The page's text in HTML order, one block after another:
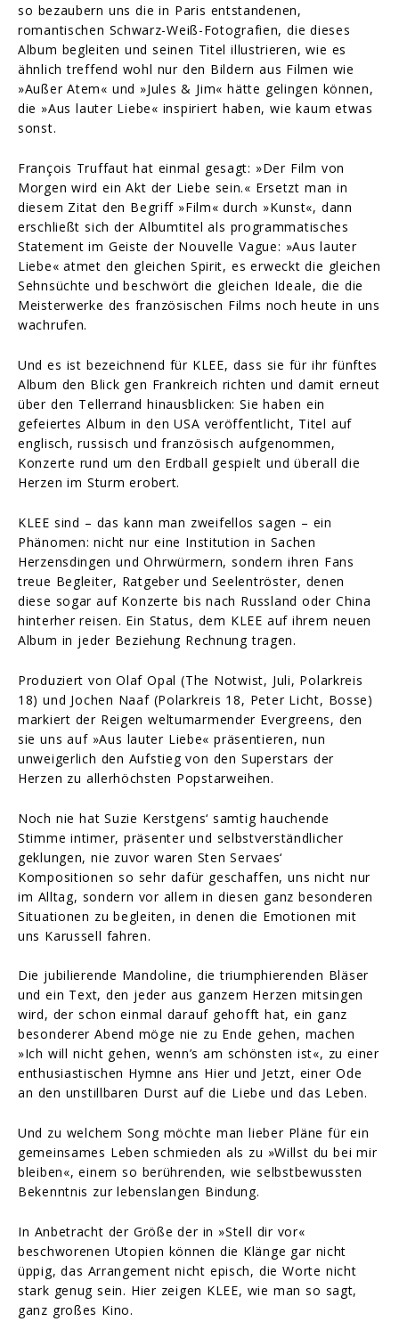
so bezaubern uns die in Paris entstandenen,
romantischen Schwarz-Weiß-Fotografien, die dieses
Album begleiten und seinen Titel illustrieren, wie es
ähnlich treffend wohl nur den Bildern aus Filmen wie
»Außer Atem« und »Jules & Jim« hätte gelingen können,
die »Aus lauter Liebe« inspiriert haben, wie kaum etwas
sonst.
François Truffaut hat einmal gesagt: »Der Film von
Morgen wird ein Akt der Liebe sein.« Ersetzt man in
diesem Zitat den Begriff »Film« durch »Kunst«, dann
erschließt sich der Albumtitel als programmatisches
Statement im Geiste der Nouvelle Vague: »Aus lauter
Liebe« atmet den gleichen Spirit, es erweckt die gleichen
Sehnsüchte und beschwört die gleichen Ideale, die die
Meisterwerke des französischen Films noch heute in uns
wachrufen.
Und es ist bezeichnend für KLEE, dass sie für ihr fünftes
Album den Blick gen Frankreich richten und damit erneut
über den Tellerrand hinausblicken: Sie haben ein
gefeiertes Album in den USA veröffentlicht, Titel auf
englisch, russisch und französisch aufgenommen,
Konzerte rund um den Erdball gespielt und überall die
Herzen im Sturm erobert.
KLEE sind – das kann man zweifellos sagen – ein
Phänomen: nicht nur eine Institution in Sachen
Herzensdingen und Ohrwürmern, sondern ihren Fans
treue Begleiter, Ratgeber und Seelentröster, denen
diese sogar auf Konzerte bis nach Russland oder China
hinterher reisen. Ein Status, dem KLEE auf ihrem neuen
Album in jeder Beziehung Rechnung tragen.
Produziert von Olaf Opal (The Notwist, Juli, Polarkreis
18) und Jochen Naaf (Polarkreis 18, Peter Licht, Bosse)
markiert der Reigen weltumarmender Evergreens, den
sie uns auf »Aus lauter Liebe« präsentieren, nun
unweigerlich den Aufstieg von den Superstars der
Herzen zu allerhöchsten Popstarweihen.
Noch nie hat Suzie Kerstgens‘ samtig hauchende
Stimme intimer, präsenter und selbstverständlicher
geklungen, nie zuvor waren Sten Servaes‘
Kompositionen so sehr dafür geschaffen, uns nicht nur
im Alltag, sondern vor allem in diesen ganz besonderen
Situationen zu begleiten, in denen die Emotionen mit
uns Karussell fahren.
Die jubilierende Mandoline, die triumphierenden Bläser
und ein Text, den jeder aus ganzem Herzen mitsingen
wird, der schon einmal darauf gehofft hat, ein ganz
besonderer Abend möge nie zu Ende gehen, machen
»Ich will nicht gehen, wenn’s am schönsten ist«, zu einer
enthusiastischen Hymne ans Hier und Jetzt, einer Ode
an den unstillbaren Durst auf die Liebe und das Leben.
Und zu welchem Song möchte man lieber Pläne für ein
gemeinsames Leben schmieden als zu »Willst du bei mir
bleiben«, einem so berührenden, wie selbstbewussten
Bekenntnis zur lebenslangen Bindung.
In Anbetracht der Größe der in »Stell dir vor«
beschworenen Utopien können die Klänge gar nicht
üppig, das Arrangement nicht episch, die Worte nicht
stark genug sein. Hier zeigen KLEE, wie man so sagt,
ganz großes Kino.